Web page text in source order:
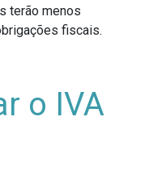
terão menos
fiscais.
o IVA